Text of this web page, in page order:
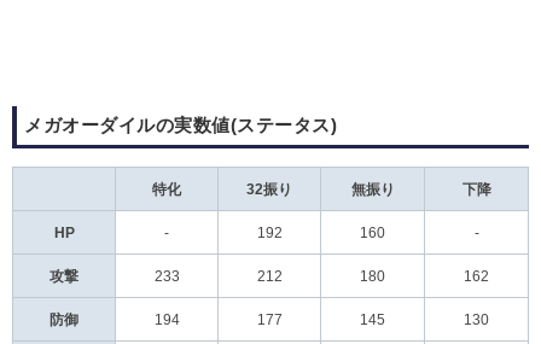
メガオーダイルの実数値(ステータス)
特化 32振り 無振り 下降
HP - 192 160 -
攻撃 233 212 180 162
防御 194 177 145 130